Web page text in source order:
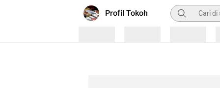
Profil Tokoh Pencarian